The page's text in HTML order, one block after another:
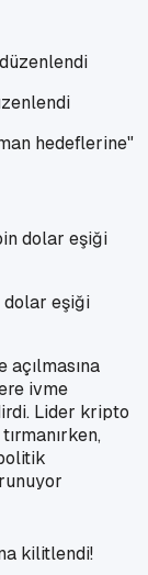
hedeflerine"
dolar eşiği
açılmasına
ivme
Lider kripto